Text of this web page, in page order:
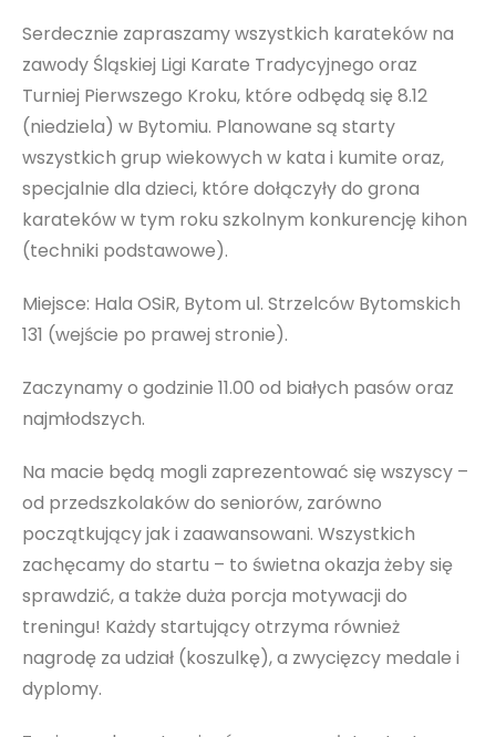
Serdecznie zapraszamy wszystkich karateków na
zawody Śląskiej Ligi Karate Tradycyjnego oraz
Turniej Pierwszego Kroku, które odbędą się 8.12
(niedziela) w Bytomiu. Planowane są starty
wszystkich grup wiekowych w kata i kumite oraz,
specjalnie dla dzieci, które dołączyły do grona
karateków w tym roku szkolnym konkurencję kihon
(techniki podstawowe).
Miejsce: Hala OSiR, Bytom ul. Strzelców Bytomskich
131 (wejście po prawej stronie).
Zaczynamy o godzinie 11.00 od białych pasów oraz
najmłodszych.
Na macie będą mogli zaprezentować się wszyscy –
od przedszkolaków do seniorów, zarówno
początkujący jak i zaawansowani. Wszystkich
zachęcamy do startu – to świetna okazja żeby się
sprawdzić, a także duża porcja motywacji do
treningu! Każdy startujący otrzyma również
nagrodę za udział (koszulkę), a zwycięzcy medale i
dyplomy.